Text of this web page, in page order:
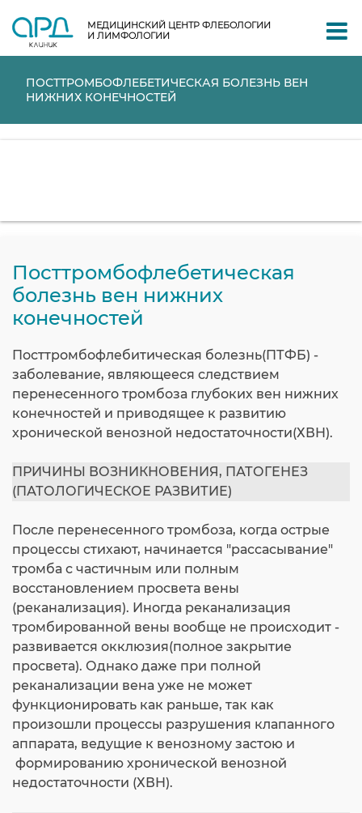
МЕДИЦИНСКИЙ ЦЕНТР ФЛЕБОЛОГИИ
И ЛИМФОЛОГИИ
ПОСТТРОМБОФЛЕБЕТИЧЕСКАЯ БОЛЕЗНЬ ВЕН
НИЖНИХ КОНЕЧНОСТЕЙ
Посттромбофлебетическая
болезнь вен нижних
конечностей
Посттромбофлебитическая болезнь(ПТФБ) -
заболевание, являющееся следствием
перенесенного тромбоза глубоких вен нижних
конечностей и приводящее к развитию
хронической венозной недостаточности(ХВН).
ПРИЧИНЫ ВОЗНИКНОВЕНИЯ, ПАТОГЕНЕЗ
(ПАТОЛОГИЧЕСКОЕ РАЗВИТИЕ)
После перенесенного тромбоза, когда острые
процессы стихают, начинается "рассасывание"
тромба с частичным или полным
восстановлением просвета вены
(реканализация). Иногда реканализация
тромбированной вены вообще не происходит -
развивается окклюзия(полное закрытие
просвета). Однако даже при полной
реканализации вена уже не может
функционировать как раньше, так как
произошли процессы разрушения клапанного
аппарата, ведущие к венозному застою и
формированию хронической венозной
недостаточности (ХВН).